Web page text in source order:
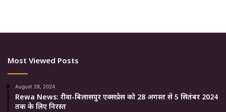
Most Viewed Posts
August 28, 2024
Rewa News: रीवा-बिलासपुर एक्सप्रेस को 28 अगस्त से 5 सितंबर 2024
तक के लिए निरस्त